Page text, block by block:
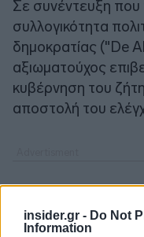
insider.gr - Do Not
Information
Σε συνέντευξη
συλλογικότητα
δημοκρατίας ("De
αξιωματούχος
κυβέρνηση του
αποστολή του